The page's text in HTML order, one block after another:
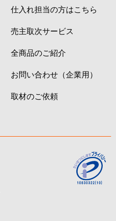
仕入れ担当の方はこちら
売主取次サービス
全商品のご紹介
お問い合わせ（企業用）
取材のご依頼